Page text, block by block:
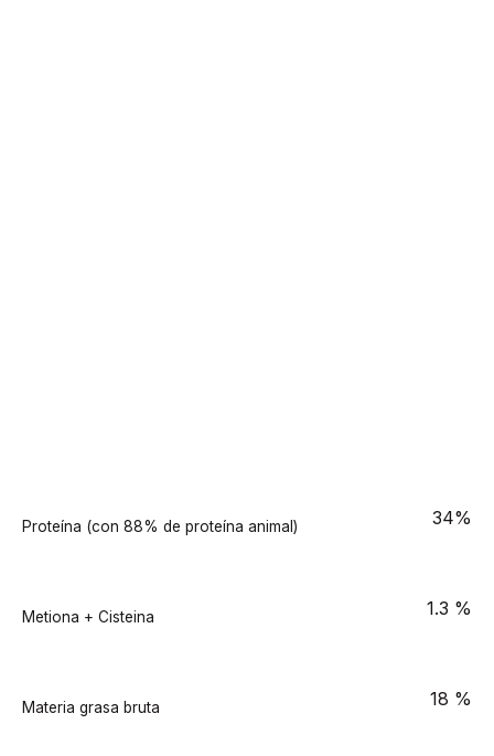
Proteína (con 88% de proteína animal) 34%
Metiona + Cisteina 1.3 %
Materia grasa bruta 18 %